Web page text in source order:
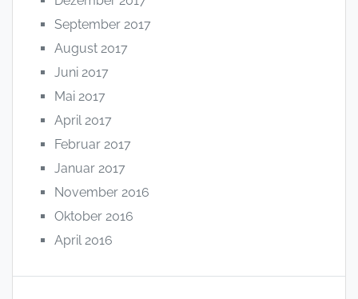
September 2017
August 2017
Juni 2017
Mai 2017
April 2017
Februar 2017
Januar 2017
November 2016
Oktober 2016
April 2016